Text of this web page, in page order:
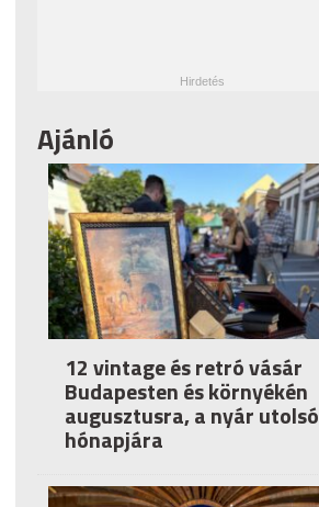
Ajánló
12 vintage és retró vásár
Budapesten és környékén
augusztusra, a nyár utolsó
hónapjára